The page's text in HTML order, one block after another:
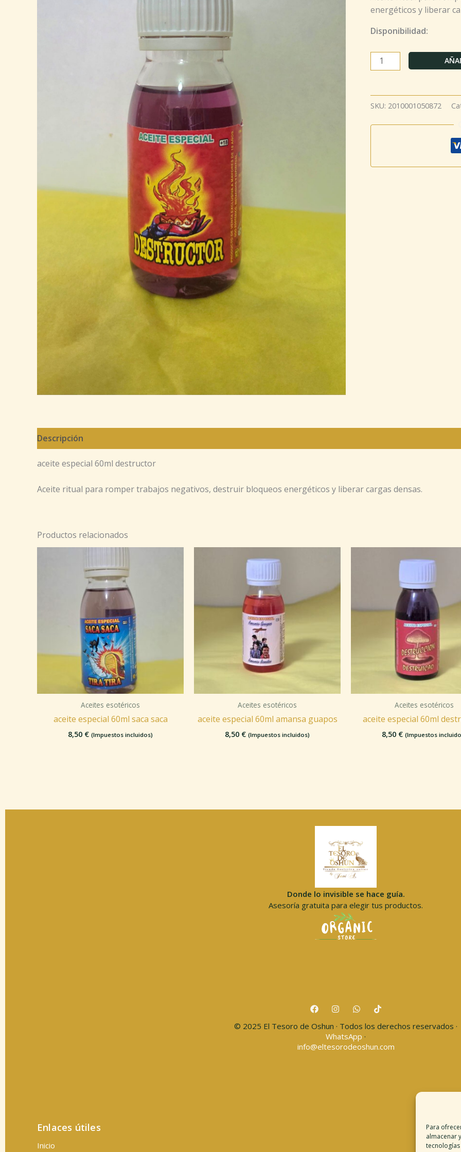
Para
almacenar
energéticos y liberar
Disponibilidad:
SKU: 2010001050872
Descripción
aceite especial 60ml destructor
Aceite ritual para romper trabajos negativos, destruir bloqueos energéticos y liberar cargas densas.
Productos relacionados
Aceites esotéricos
aceite especial 60ml saca saca
8,50 € (Impuestos incluidos)
Aceites esotéricos
aceite especial 60ml amansa guapos
8,50 € (Impuestos incluidos)
Aceites esotéricos
aceite especial 60ml
8,50 € (Impuestos
Donde lo invisible se hace guía.
Asesoría gratuita para elegir tus productos.
© 2025 El Tesoro de Oshun · Todos los derechos reservados ·
WhatsApp ·
info@eltesorodeoshun.com
Enlaces útiles
Inicio